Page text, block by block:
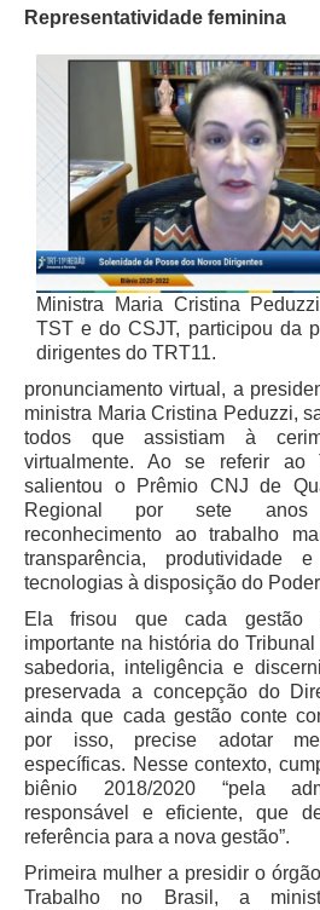
Redes Sociais
Logomarca
Jurisprudência
Consulta Jurisprudencial
Falcão - Busca por Jurisprudência
Pangea - precedentes
Súmulas
Precedentes e Ações Coletivas
Centro de Inteligência
Unidade de Monitoramento e
Assédio Eleitoral
Transparência
Portal Transparência
Gestão
Audiências e Sessões
Serviço de Informação ao
Ouvidoria
Tecnologia da Informação e
Gestão Orcamentária
Licitações, contratos e
Representatividade feminina
Ministra Maria Cristina
TST e do CSJT, participou da
dirigentes do TRT11.
pronunciamento virtual, a
ministra Maria Cristina Peduzzi,
todos que assistiam à
virtualmente. Ao se referir ao
salientou o Prêmio CNJ de
Regional por sete anos
reconhecimento ao trabalho
transparência, produtividade
tecnologias à disposição do
Ela frisou que cada gestão
importante na história do
sabedoria, inteligência e
preservada a concepção do
ainda que cada gestão conte
por isso, precise adotar
específicas. Nesse contexto,
biênio 2018/2020 “pela
responsável e eficiente, que
referência para a nova gestão”.
Primeira mulher a presidir o
Trabalho no Brasil, a